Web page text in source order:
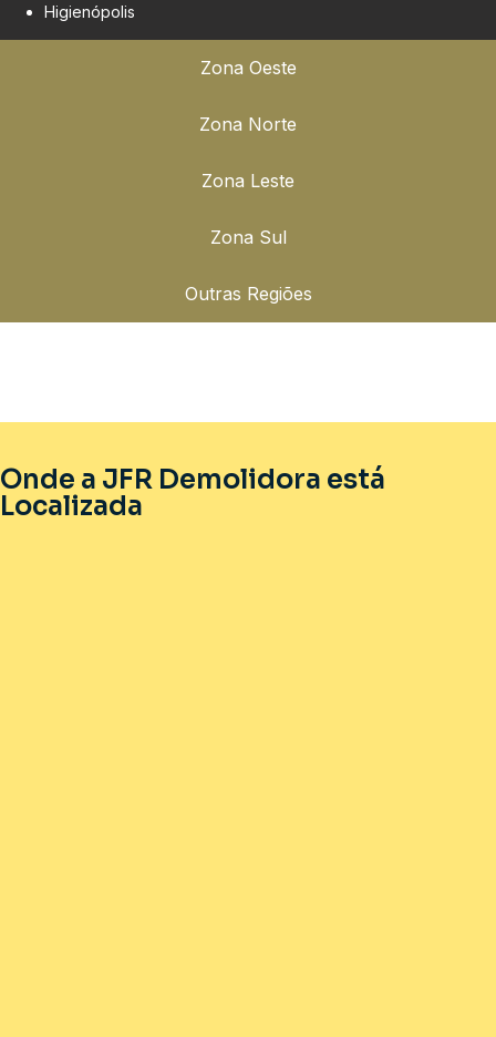
Zona Oeste
Zona Norte
Zona Leste
Zona Sul
Outras Regiões
Higienópolis
Onde a JFR Demolidora está
Localizada